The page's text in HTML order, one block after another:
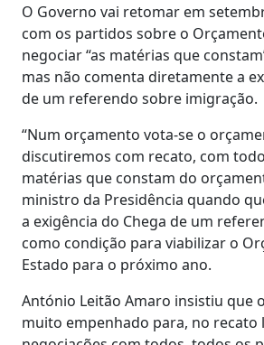
O Governo vai retomar em
com os partidos sobre o
negociar “as matérias que
mas não comenta diretamente a
de um referendo sobre imigração.
“Num orçamento vota-se o
discutiremos com recato, com
matérias que constam do
ministro da Presidência quando
a exigência do Chega de um
como condição para viabilizar o
Estado para o próximo ano.
António Leitão Amaro insistiu que
muito empenhado para, no recato